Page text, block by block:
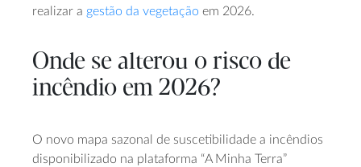
realizar a gestão da vegetação em 2026.
Onde se alterou o risco de
incêndio em 2026?
O novo mapa sazonal de suscetibilidade a incêndios
disponibilizado na plataforma “A Minha Terra”